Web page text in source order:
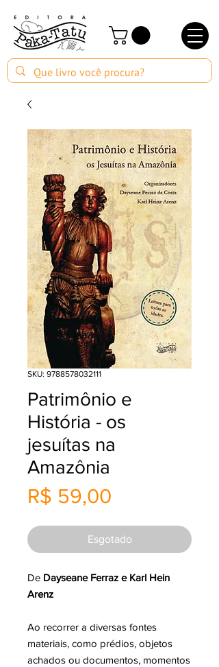
SKU: 9788578032111
Patrimônio e
História - os
jesuítas na
Amazônia
R$ 59,00
Esgotado
De Dayseane Ferraz e Karl Hein
Arenz
Ao recorrer a diversas fontes
materiais, como prédios, objetos
achados ou documentos, momentos